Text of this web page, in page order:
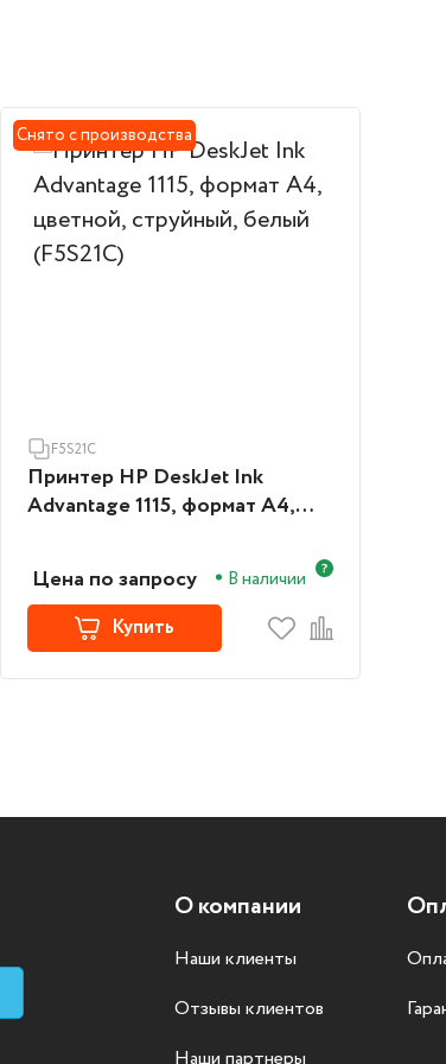
Снято с производства
F5S21C
Принтер HP DeskJet Ink
Advantage 1115, формат А4,
Цена по запросу В наличии
Купить
О компании
Наши клиенты
Отзывы клиентов